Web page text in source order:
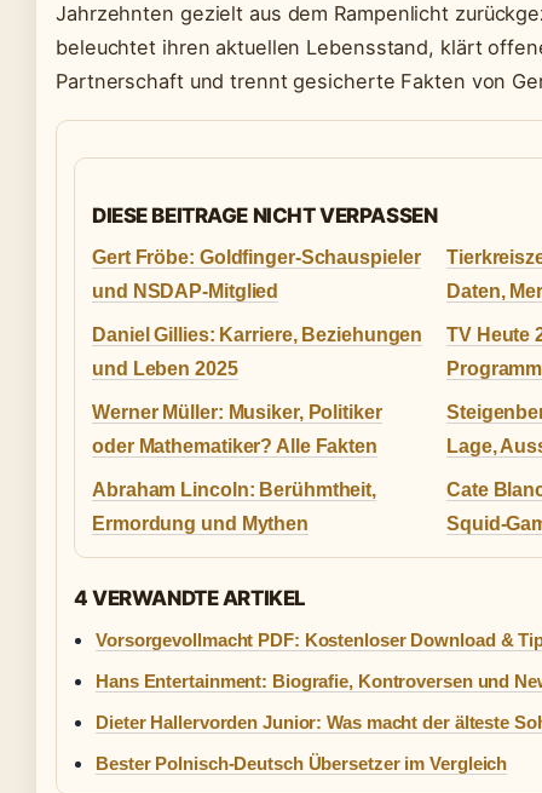
Jahrzehnten gezielt aus dem Rampenlicht
beleuchtet ihren aktuellen Lebensstand, klärt
Partnerschaft und trennt gesicherte Fakten von
DIESE BEITRAGE NICHT VERPASSEN
Gert Fröbe: Goldfinger-Schauspieler
und NSDAP-Mitglied
Daten,
Daniel Gillies: Karriere, Beziehungen
und Leben 2025
TV Heute
Werner Müller: Musiker, Politiker
oder Mathematiker? Alle Fakten
Lage,
Abraham Lincoln: Berühmtheit,
Ermordung und Mythen
Cate
Squid-
4 VERWANDTE ARTIKEL
Vorsorgevollmacht PDF: Kostenloser Download &
Hans Entertainment: Biografie, Kontroversen und
Dieter Hallervorden Junior: Was macht der älteste
Bester Polnisch-Deutsch Übersetzer im Vergleich